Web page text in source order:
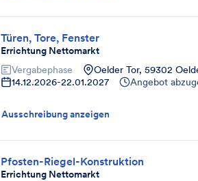
Türen, Tore, Fenster
Errichtung Nettomarkt
Vergabephase Oelder Tor, 59302
14.12.2026-22.01.2027 Angebot
Ausschreibung anzeigen
Pfosten-Riegel-Konstruktion
Errichtung Nettomarkt